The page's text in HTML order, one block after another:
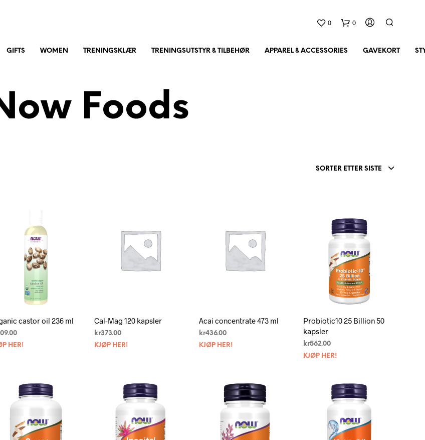
0 0
GIFTS WOMEN TRENINGSKLÆR TRENINGSUTSTYR & TILBEHØR APPAREL & ACCESSORIES GAVEKORT
Foods
SORTER ETTER SISTE
castor oil 236 ml
HER!
Cal-Mag 120 kapsler
kr373.00
KJØP HER!
Acai concentrate 473 ml
kr436.00
KJØP HER!
Probiotic10 25 Billion 50
kapsler
kr562.00
KJØP HER!
U
E